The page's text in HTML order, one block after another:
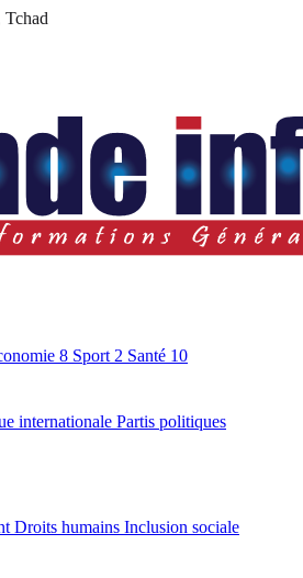
8 Sport 2 Santé 10
internationale Partis politiques
Droits humains Inclusion sociale